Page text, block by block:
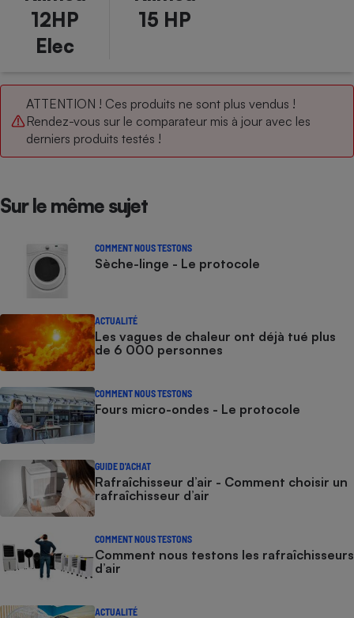
12HP
Elec
15 HP
ATTENTION ! Ces produits ne sont plus vendus !
Rendez-vous sur le comparateur mis à jour avec les
derniers produits testés !
Sur le même sujet
COMMENT NOUS TESTONS
Sèche-linge - Le protocole
ACTUALITÉ
Les vagues de chaleur ont déjà tué plus
de 6 000 personnes
COMMENT NOUS TESTONS
Fours micro-ondes - Le protocole
GUIDE D'ACHAT
Rafraîchisseur d’air - Comment choisir un
rafraîchisseur d’air
COMMENT NOUS TESTONS
Comment nous testons les rafraîchisseurs
d’air
ACTUALITÉ
induction
Climatiseur -
Ventilateur